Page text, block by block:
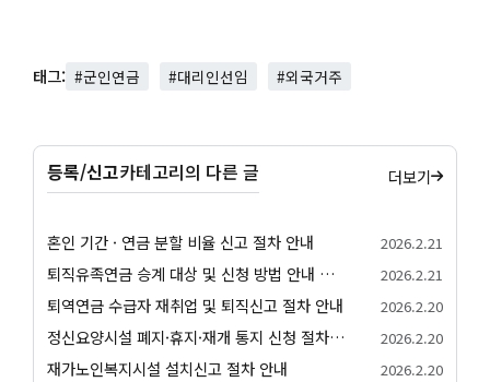
태그: #군인연금 #대리인선임 #외국거주
등록/신고카테고리의 다른 글 더보기
혼인 기간 · 연금 분할 비율 신고 절차 안내 2026.2.21
퇴직유족연금 승계 대상 및 신청 방법 안내 서비스 2026.2.21
퇴역연금 수급자 재취업 및 퇴직신고 절차 안내 2026.2.20
정신요양시설 폐지·휴지·재개 통지 신청 절차 안내 2026.2.20
재가노인복지시설 설치신고 절차 안내 2026.2.20